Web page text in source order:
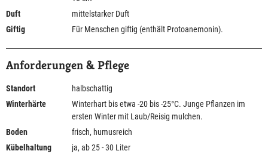
Duft
mittelstarker Duft
Giftig
Für Menschen giftig (enthält Protoanemonin).
Anforderungen & Pflege
Standort
halbschattig
Winterhärte
Winterhart bis etwa -20 bis -25°C. Junge Pflanzen im
ersten Winter mit Laub/Reisig mulchen.
Boden
frisch, humusreich
Kübelhaltung
ja, ab 25 - 30 Liter